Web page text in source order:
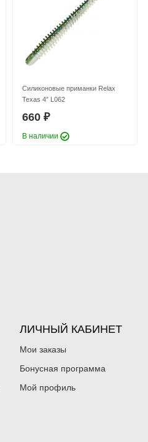
Силиконовые приманки Relax
Texas 4″ L062
660 ₽
В наличии
ЛИЧНЫЙ КАБИНЕТ
Мои заказы
Бонусная программа
Мой профиль